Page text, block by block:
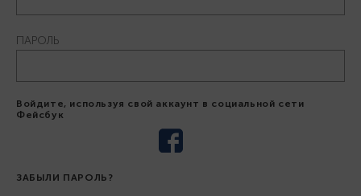
ПАРОЛЬ
Войдите, используя свой аккаунт в социальной сети
Фейсбук
ЗАБЫЛИ ПАРОЛЬ?